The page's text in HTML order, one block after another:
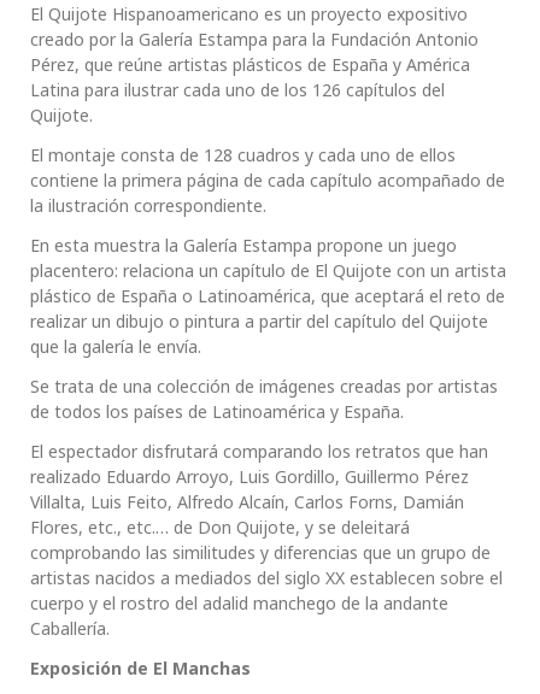
El Quijote Hispanoamericano es un proyecto expositivo
creado por la Galería Estampa para la Fundación Antonio
Pérez, que reúne artistas plásticos de España y América
Latina para ilustrar cada uno de los 126 capítulos del
Quijote.
El montaje consta de 128 cuadros y cada uno de ellos
contiene la primera página de cada capítulo acompañado de
la ilustración correspondiente.
En esta muestra la Galería Estampa propone un juego
placentero: relaciona un capítulo de El Quijote con un artista
plástico de España o Latinoamérica, que aceptará el reto de
realizar un dibujo o pintura a partir del capítulo del Quijote
que la galería le envía.
Se trata de una colección de imágenes creadas por artistas
de todos los países de Latinoamérica y España.
El espectador disfrutará comparando los retratos que han
realizado Eduardo Arroyo, Luis Gordillo, Guillermo Pérez
Villalta, Luis Feito, Alfredo Alcaín, Carlos Forns, Damián
Flores, etc., etc.… de Don Quijote, y se deleitará
comprobando las similitudes y diferencias que un grupo de
artistas nacidos a mediados del siglo XX establecen sobre el
cuerpo y el rostro del adalid manchego de la andante
Caballería.
Exposición de El Manchas